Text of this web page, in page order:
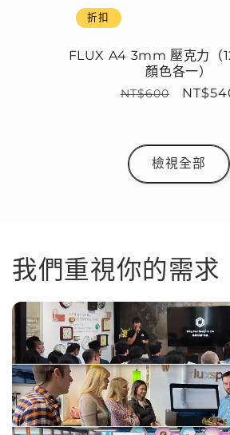
折扣
FLUX A4 3mm 壓克力（
顏色各一）
定
NT$600
售
檢視全部
我們重視你的需求